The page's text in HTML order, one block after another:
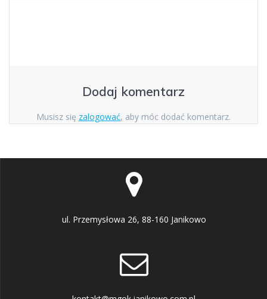
Dodaj komentarz
Musisz się zalogować, aby móc dodać komentarz.
ul. Przemysłowa 26, 88-160 Janikowo